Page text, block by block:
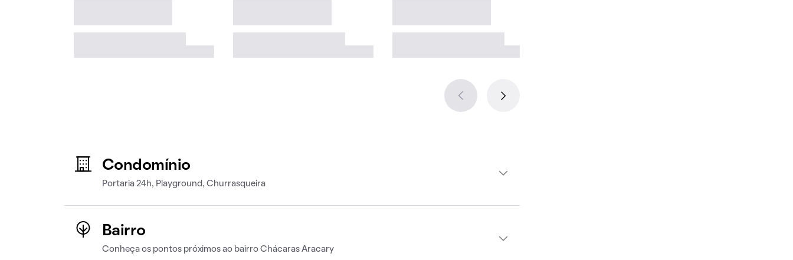
Condomínio
Portaria 24h, Playground, Churrasqueira
Bairro
Conheça os pontos próximos ao bairro Chácaras Aracary